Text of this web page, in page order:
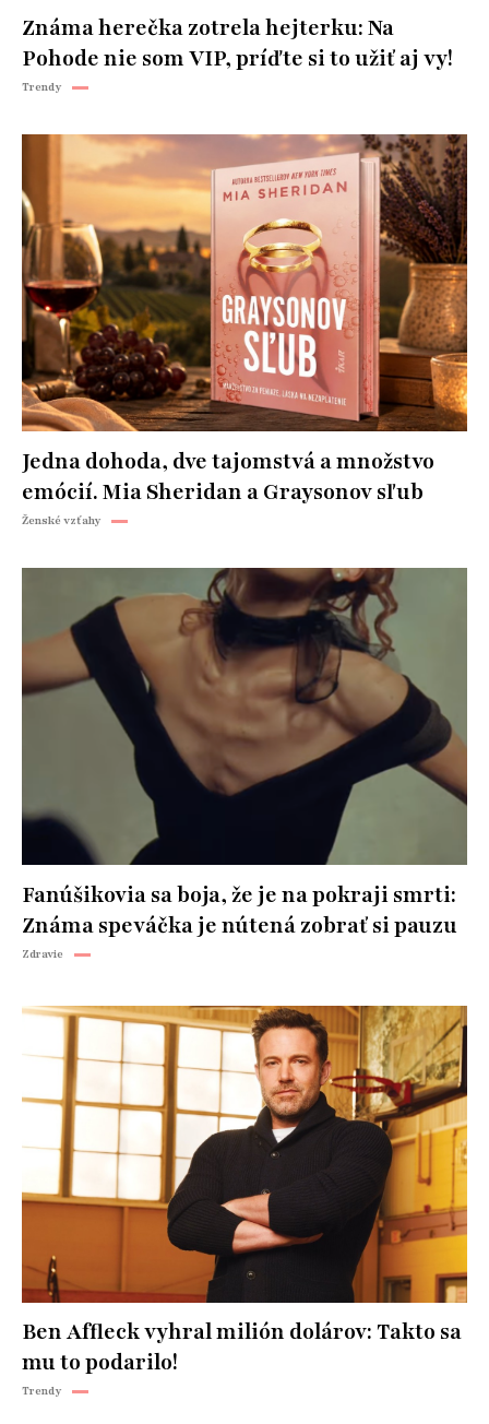
Známa herečka zotrela hejterku: Na
Pohode nie som VIP, príďte si to užiť aj vy!
Trendy
Jedna dohoda, dve tajomstvá a množstvo
emócií. Mia Sheridan a Graysonov sľub
Ženské vzťahy
Fanúšikovia sa boja, že je na pokraji smrti:
Známa speváčka je nútená zobrať si pauzu
Zdravie
Ben Affleck vyhral milión dolárov: Takto sa
mu to podarilo!
Trendy